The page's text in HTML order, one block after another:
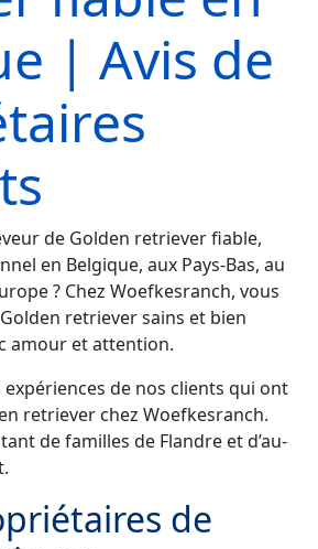
| Avis de
de Golden retriever fiable,
en Belgique, aux Pays-Bas, au
? Chez Woefkesranch, vous
retriever sains et bien
amour et attention.
expériences de nos clients qui ont
retriever chez Woefkesranch.
de familles de Flandre et d’au-
de